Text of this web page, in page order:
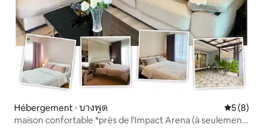
Hébergement ⋅ บางพูด
5 (8)
maison confortable *près de l'Impact Arena (à seulement